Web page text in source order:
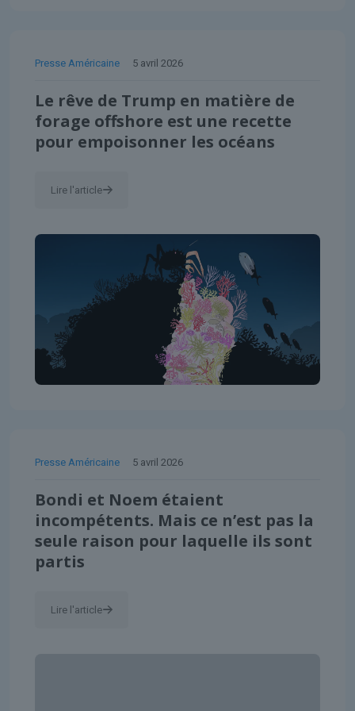
Presse Américaine 5 avril 2026
Le rêve de Trump en matière de
forage offshore est une recette
pour empoisonner les océans
Lire l'article
Presse Américaine 5 avril 2026
Bondi et Noem étaient
incompétents. Mais ce n’est pas la
seule raison pour laquelle ils sont
partis
Lire l'article